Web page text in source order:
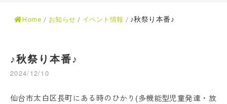
Home / お知らせ / イベント情報 / ♪秋祭り本番♪
♪秋祭り本番♪
2024/12/10
仙台市太白区長町にある時のひかり(多機能型児童発達・放